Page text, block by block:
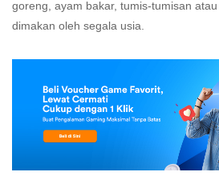
goreng, ayam bakar, tumis-tumisan
dimakan oleh segala usia.